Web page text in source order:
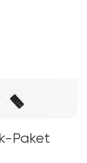
Paket